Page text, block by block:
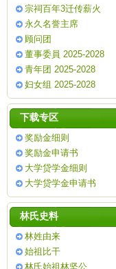
宗祠百年3迁传薪火
永久名誉主席
顾问团
董事委員 2025-2028
青年团 2025-2028
妇女组 2025-2028
下载专区
奖励金细则
奖励金申请书
大学贷学金细则
大学贷学金申请书
林氏史料
林姓由来
始祖比干
林氏始祖林坚公